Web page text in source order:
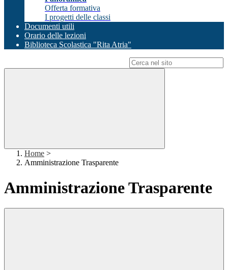
Offerta formativa
I progetti delle classi
Documenti utili
Orario delle lezioni
Biblioteca Scolastica "Rita Atria"
Home >
Amministrazione Trasparente
Amministrazione Trasparente